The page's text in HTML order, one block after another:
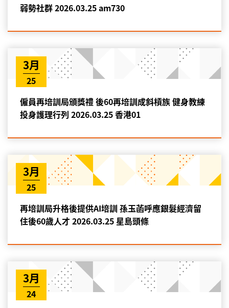
弱勢社群 2026.03.25 am730
3月
25
僱員再培訓局頒獎禮 後60再培訓成斜槓族 健身教練
投身護理行列 2026.03.25 香港01
3月
25
再培訓局升格後提供AI培訓 孫玉菡呼應銀髮經濟留
住後60歲人才 2026.03.25 星島頭條
3月
24